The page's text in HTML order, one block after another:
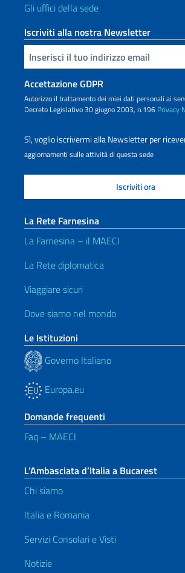
Gli uffici della sede
Iscriviti alla nostra Newsletter
Inserisci la tua email
Accettazione GDPR
Autorizzo il trattamento dei miei dati personali ai
Decreto Legislativo 30 giugno 2003, n.196 Privacy
Sì, voglio iscrivermi alla Newsletter per
aggiornamenti sulle attività di questa sede
La Rete Farnesina
La Farnesina – il MAECI
La Rete diplomatica
Viaggiare sicuri
Dove siamo nel mondo
Le Istituzioni
Governo Italiano
Europa.eu
Domande frequenti
Faq – MAECI
L’Ambasciata d’Italia a Bucarest
Chi siamo
Italia e Romania
Servizi Consolari e Visti
Notizie